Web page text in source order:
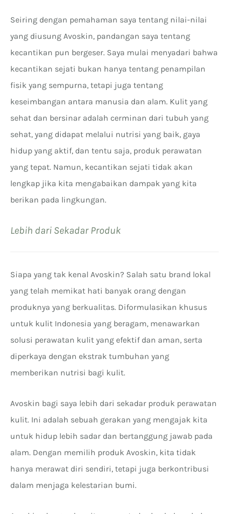
Seiring dengan pemahaman saya tentang nilai-nilai
yang diusung Avoskin, pandangan saya tentang
kecantikan pun bergeser. Saya mulai menyadari bahwa
kecantikan sejati bukan hanya tentang penampilan
fisik yang sempurna, tetapi juga tentang
keseimbangan antara manusia dan alam. Kulit yang
sehat dan bersinar adalah cerminan dari tubuh yang
sehat, yang didapat melalui nutrisi yang baik, gaya
hidup yang aktif, dan tentu saja, produk perawatan
yang tepat. Namun, kecantikan sejati tidak akan
lengkap jika kita mengabaikan dampak yang kita
berikan pada lingkungan.
Lebih dari Sekadar Produk
Siapa yang tak kenal Avoskin? Salah satu brand lokal
yang telah memikat hati banyak orang dengan
produknya yang berkualitas. Diformulasikan khusus
untuk kulit Indonesia yang beragam, menawarkan
solusi perawatan kulit yang efektif dan aman, serta
diperkaya dengan ekstrak tumbuhan yang
memberikan nutrisi bagi kulit.
Avoskin bagi saya lebih dari sekadar produk perawatan
kulit. Ini adalah sebuah gerakan yang mengajak kita
untuk hidup lebih sadar dan bertanggung jawab pada
alam. Dengan memilih produk Avoskin, kita tidak
hanya merawat diri sendiri, tetapi juga berkontribusi
dalam menjaga kelestarian bumi.